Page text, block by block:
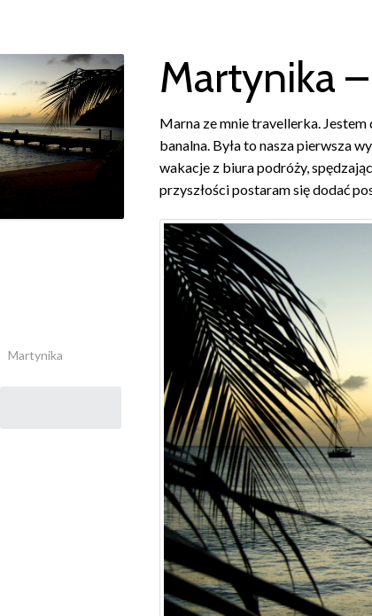
Martynika
Marna ze mnie travellerka.
banalna. Była to nasza pierwsza
wakacje z biura podróży,
przyszłości postaram się dodać
Martynika